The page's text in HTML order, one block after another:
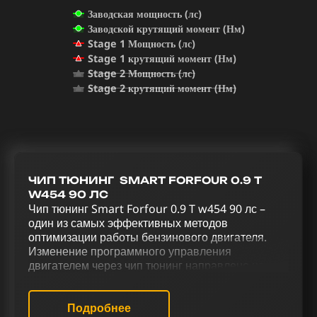
Заводская мощность (лс)
Заводской крутящий момент (Нм)
Stage 1 Мощность (лс)
Stage 1 крутящий момент (Нм)
Stage 2 Мощность (лс)
Stage 2 крутящий момент (Нм)
ЧИП ТЮНИНГ SMART FORFOUR 0.9 T
W454 90 ЛС
Чип тюнинг Smart Forfour 0.9 T w454 90 лс –
один из самых эффективных методов
оптимизации работы бензинового двигателя.
Изменение программного управления
двигателем через чип тюнинг направлено на
усовершенствования Smart Forfour 0.9 T w454
90 лс, включающий в себя чип тюнинг (stage 1 и
Подробнее